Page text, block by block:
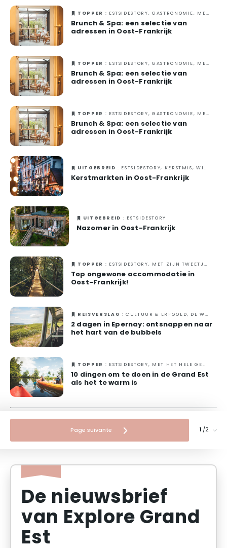
TOPPER : ESTSIDESTORY, GASTRONOMIE, MET ZIJN TWEETJES, ORIGINEEL, WELLNESS
Brunch & Spa: een selectie van
adressen in Oost-Frankrijk
TOPPER : ESTSIDESTORY, GASTRONOMIE, MET ZIJN TWEETJES, ORIGINEEL, WELLNESS
Brunch & Spa: een selectie van
adressen in Oost-Frankrijk
TOPPER : ESTSIDESTORY, GASTRONOMIE, MET ZIJN TWEETJES, ORIGINEEL, WELLNESS
Brunch & Spa: een selectie van
adressen in Oost-Frankrijk
UITGEBREID : ESTSIDESTORY, KERSTMIS, WINTER
Kerstmarkten in Oost-Frankrijk
UITGEBREID : ESTSIDESTORY
Nazomer in Oost-Frankrijk
TOPPER : ESTSIDESTORY, MET ZIJN TWEETJES, NATUUR, ORIGINEEL, VERANTWOORD REIZEN
Top ongewone accommodatie in
Oost-Frankrijk!
REISVERSLAG : CULTUUR & ERFGOED, DE WIJNSTREEK, ESTSIDESTORY, GASTRONOMIE, IN DE STAD, MET ZIJN TWEETJES
2 dagen in Epernay: ontsnappen naar
het hart van de bubbels
TOPPER : ESTSIDESTORY, MET HET HELE GEZIN, MET ZIJN TWEETJES, ZOMER
10 dingen om te doen in de Grand Est
als het te warm is
Page suivante /2
De nieuwsbrief
van Explore Grand
Est